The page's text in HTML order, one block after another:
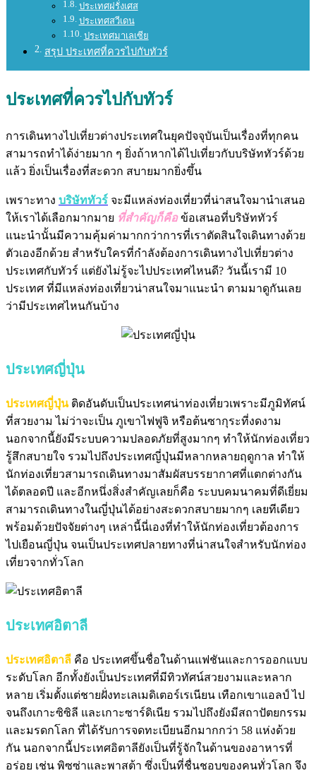
ประเทศฝรั่งเศส
ประเทศสวีเดน
ประเทศมาเลเซีย
สรุป ประเทศที่ควรไปกับทัวร์
ประเทศที่ควรไปกับทัวร์
การเดินทางไปเที่ยวต่างประเทศในยุคปัจจุบันเป็นเรื่องที่ทุกคน
สามารถทำได้ง่ายมาก ๆ ยิ่งถ้าหากได้ไปเที่ยวกับบริษัททัวร์ด้วย
แล้ว ยิ่งเป็นเรื่องที่สะดวก สบายมากยิ่งขึ้น
เพราะทาง บริษัททัวร์ จะมีแหล่งท่องเที่ยวที่น่าสนใจมานำเสนอ
ให้เราได้เลือกมากมาย ที่สำคัญก็คือข้อเสนอที่บริษัททัวร์
แนะนำนั้นมีความคุ้มค่ามากกว่าการที่เราตัดสินใจเดินทางด้วย
ตัวเองอีกด้วย สำหรับใครที่กำลังต้องการเดินทางไปเที่ยวต่าง
ประเทศกับทัวร์ แต่ยังไม่รู้จะไปประเทศไหนดี? วันนี้เรามี 10
ประเทศ ที่มีแหล่งท่องเที่ยวน่าสนใจมาแนะนำ ตามมาดูกันเลย
ว่ามีประเทศไหนกันบ้าง
ประเทศญี่ปุ่น
ประเทศญี่ปุ่น ติดอันดับเป็นประเทศน่าท่องเที่ยวเพราะมีภูมิทัศน์
ที่สวยงามไม่ว่าจะเป็น ภูเขาไฟฟูจิ หรือต้นซากุระที่งดงาม
นอกจากนี้ยังมีระบบความปลอดภัยที่สูงมากๆ ทำให้นักท่องเที่ยว
รู้สึกสบายใจ รวมไปถึงประเทศญี่ปุ่นมีหลากหลายฤดูกาล ทำให้
นักท่องเที่ยวสามารถเดินทางมาสัมผัสบรรยากาศที่แตกต่างกัน
ได้ตลอดปี และอีกหนึ่งสิ่งสำคัญเลยก็คือ ระบบคมนาคมที่ดีเยี่ยม
สามารถเดินทางในญี่ปุ่นได้อย่างสะดวกสบายมากๆ เลยทีเดียว
พร้อมด้วยปัจจัยต่างๆ เหล่านี้นี่เองที่ทำให้นักท่องเที่ยวต้องการ
ไปเยือนญี่ปุ่น จนเป็นประเทศปลายทางที่น่าสนใจสำหรับนักท่อง
เที่ยวจากทั่วโลก
ประเทศอิตาลี
ประเทศอิตาลี คือ ประเทศขึ้นชื่อในด้านแฟชันและการออกแบบ
ระดับโลก อีกทั้งยังเป็นประเทศที่มีทิวทัศน์สวยงามและหลาก
หลาย เริ่มตั้งแต่ชายฝั่งทะเลเมดิเตอร์เรเนียน เทือกเขาแอลป์ ไป
จนถึงเกาะซิซิลี และเกาะซาร์ดิเนีย รวมไปถึงยังมีสถาปัตยกรรม
และมรดกโลก ที่ได้รับการจดทะเบียนอีกมากกว่า 58 แห่งด้วย
กัน นอกจากนี้ประเทศอิตาลียังเป็นที่รู้จักในด้านของอาหารที่
อร่อย เช่น พิซซ่าและพาสต้า ซึ่งเป็นที่ชื่นชอบของคนทั่วโลก จึง